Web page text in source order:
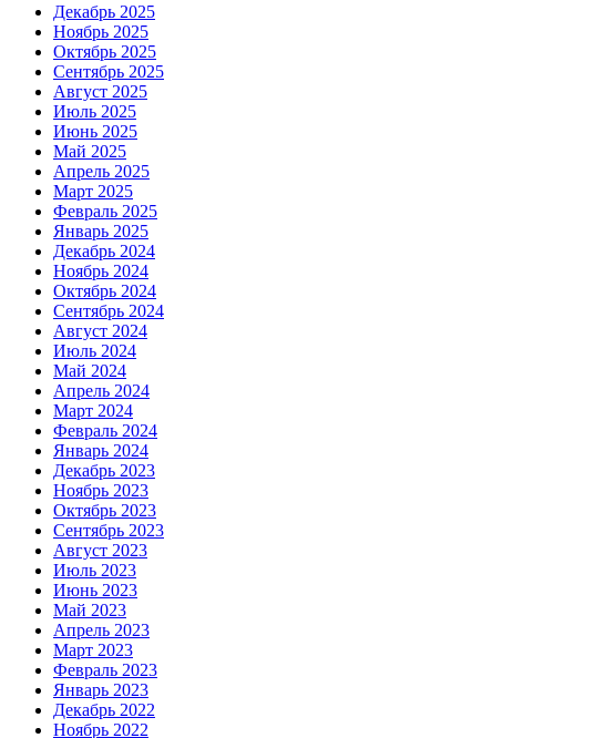
Декабрь 2025
Ноябрь 2025
Октябрь 2025
Сентябрь 2025
Август 2025
Июль 2025
Июнь 2025
Май 2025
Апрель 2025
Март 2025
Февраль 2025
Январь 2025
Декабрь 2024
Ноябрь 2024
Октябрь 2024
Сентябрь 2024
Август 2024
Июль 2024
Май 2024
Апрель 2024
Март 2024
Февраль 2024
Январь 2024
Декабрь 2023
Ноябрь 2023
Октябрь 2023
Сентябрь 2023
Август 2023
Июль 2023
Июнь 2023
Май 2023
Апрель 2023
Март 2023
Февраль 2023
Январь 2023
Декабрь 2022
Ноябрь 2022